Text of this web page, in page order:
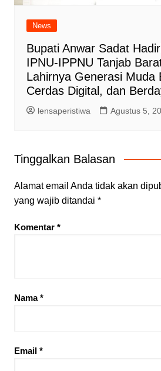
News
Bupati Anwar Sadat
IPNU-IPPNU Tanjab
Lahirnya Generasi Muda
Cerdas Digital, dan
lensaperistiwa Agustus 5,
Tinggalkan Balasan
Alamat email Anda tidak akan
yang wajib ditandai *
Komentar *
Nama*
Email *